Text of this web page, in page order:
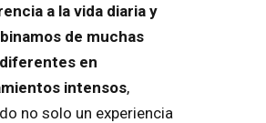
a la vida diaria y
de muchas
en
intensos,
no solo un experiencia